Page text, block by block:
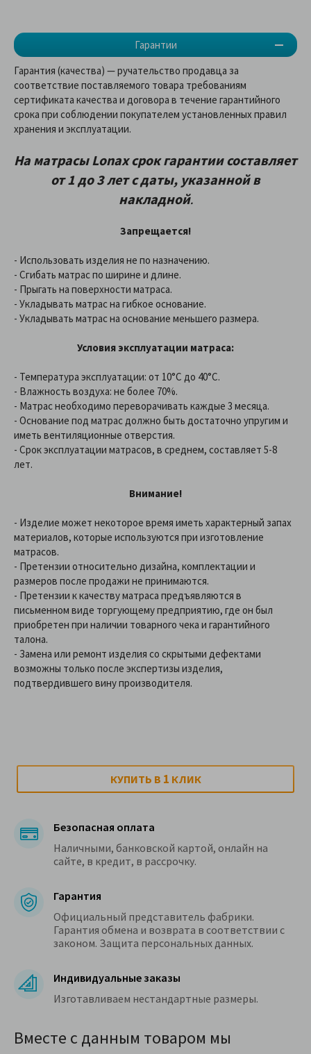
Гарантии
Гарантия (качества) — ручательство продавца за
соответствие поставляемого товара требованиям
сертификата качества и договора в течение гарантийного
срока при соблюдении покупателем установленных правил
хранения и эксплуатации.
На матрасыLonaxсрок гарантии составляет
от 1 до 3 летс даты, указанной в
накладной.
Запрещается!
- Использовать изделия не по назначению.
- Сгибать матрас по ширине и длине.
- Прыгать на поверхности матраса.
- Укладывать матрас на гибкое основание.
- Укладывать матрас на основание меньшего размера.
Условия эксплуатации матраса:
- Температура эксплуатации: от 10°С до 40°С.
- Влажность воздуха: не более 70%.
- Матрас необходимо переворачивать каждые 3 месяца.
- Основание под матрас должно быть достаточно упругим и
иметь вентиляционные отверстия.
- Срок эксплуатации матрасов, в среднем, составляет 5-8
лет.
Внимание!
- Изделие может некоторое время иметь характерный запах
материалов, которые используются при изготовление
матрасов.
- Претензии относительно дизайна, комплектации и
размеров после продажи не принимаются.
- Претензии к качеству матраса предъявляются в
письменном виде торгующему предприятию, где он был
приобретен при наличии товарного чека и гарантийного
талона.
- Замена или ремонт изделия со скрытыми дефектами
возможны только после экспертизы изделия,
подтвердившего вину производителя.
КУПИТЬ В 1 КЛИК
Безопасная оплата
Наличными, банковской картой, онлайн на
сайте, в кредит, в рассрочку.
Гарантия
Официальный представитель фабрики.
Гарантия обмена и возврата в соответствии с
законом. Защита персональных данных.
Индивидуальные заказы
Изготавливаем нестандартные размеры.
Вместе с данным товаром мы